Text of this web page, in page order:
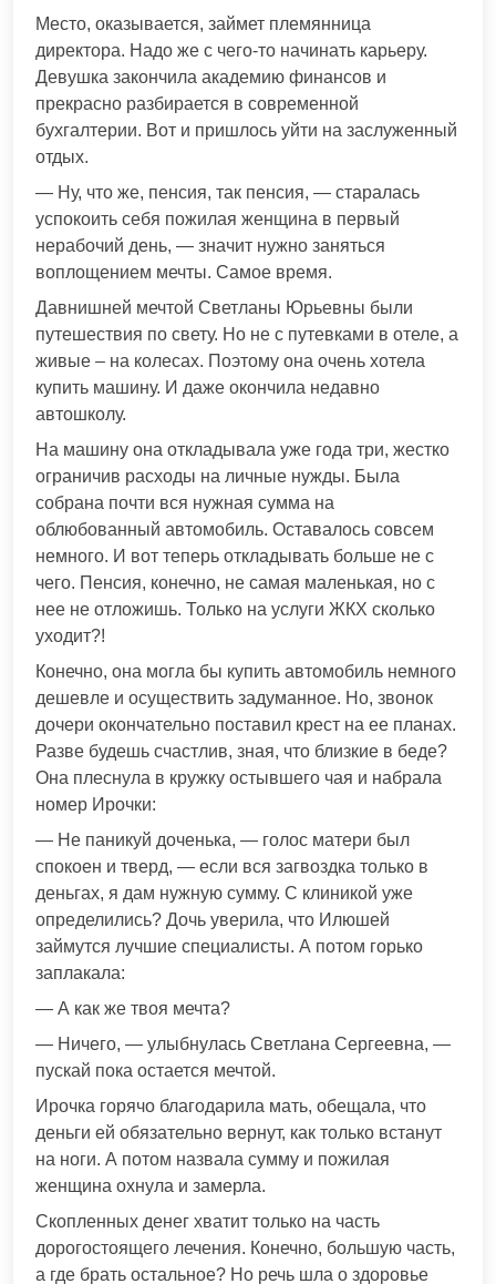
Место, оказывается, займет племянница
директора. Надо же с чего-то начинать карьеру.
Девушка закончила академию финансов и
прекрасно разбирается в современной
бухгалтерии. Вот и пришлось уйти на заслуженный
отдых.
— Ну, что же, пенсия, так пенсия, — старалась
успокоить себя пожилая женщина в первый
нерабочий день, — значит нужно заняться
воплощением мечты. Самое время.
Давнишней мечтой Светланы Юрьевны были
путешествия по свету. Но не с путевками в отеле, а
живые – на колесах. Поэтому она очень хотела
купить машину. И даже окончила недавно
автошколу.
На машину она откладывала уже года три, жестко
ограничив расходы на личные нужды. Была
собрана почти вся нужная сумма на
облюбованный автомобиль. Оставалось совсем
немного. И вот теперь откладывать больше не с
чего. Пенсия, конечно, не самая маленькая, но с
нее не отложишь. Только на услуги ЖКХ сколько
уходит?!
Конечно, она могла бы купить автомобиль немного
дешевле и осуществить задуманное. Но, звонок
дочери окончательно поставил крест на ее планах.
Разве будешь счастлив, зная, что близкие в беде?
Она плеснула в кружку остывшего чая и набрала
номер Ирочки:
— Не паникуй доченька, — голос матери был
спокоен и тверд, — если вся загвоздка только в
деньгах, я дам нужную сумму. С клиникой уже
определились? Дочь уверила, что Илюшей
займутся лучшие специалисты. А потом горько
заплакала:
— А как же твоя мечта?
— Ничего, — улыбнулась Светлана Сергеевна, —
пускай пока остается мечтой.
Ирочка горячо благодарила мать, обещала, что
деньги ей обязательно вернут, как только встанут
на ноги. А потом назвала сумму и пожилая
женщина охнула и замерла.
Скопленных денег хватит только на часть
дорогостоящего лечения. Конечно, большую часть,
а где брать остальное? Но речь шла о здоровье